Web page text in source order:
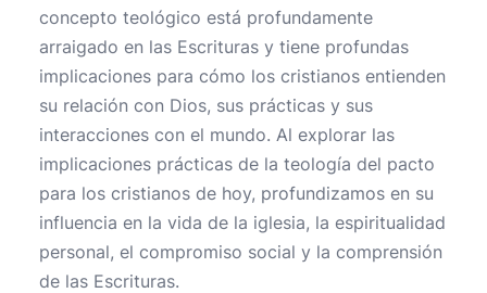
concepto teológico está profundamente
arraigado en las Escrituras y tiene profundas
implicaciones para cómo los cristianos entienden
su relación con Dios, sus prácticas y sus
interacciones con el mundo. Al explorar las
implicaciones prácticas de la teología del pacto
para los cristianos de hoy, profundizamos en su
influencia en la vida de la iglesia, la espiritualidad
personal, el compromiso social y la comprensión
de las Escrituras.